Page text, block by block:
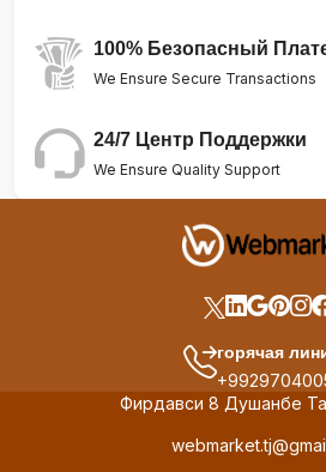
100% Безопасный
We Ensure Secure Transactions
24/7 Центр Поддержки
We Ensure Quality Support
горячая
Фирдавси 8 Душанбе